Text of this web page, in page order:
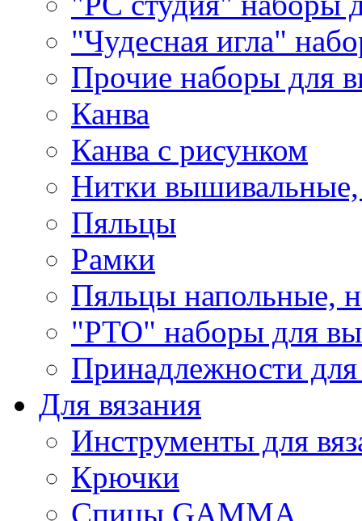
"Чудесная игла"
Прочие наборы для
Канва
Канва с рисунком
Нитки
Пяльцы
Рамки
Пяльцы напольные,
"РТО" наборы для
Принадлежности
Для вязания
Инструменты для
Крючки
Спицы GAMMA